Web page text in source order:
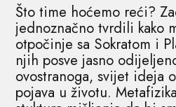
Što time hoćemo reći?
jednoznačno tvrdili kako
otpočinje sa Sokratom i
njih posve jasno
ovostranoga, svijet ideja
pojava u životu.